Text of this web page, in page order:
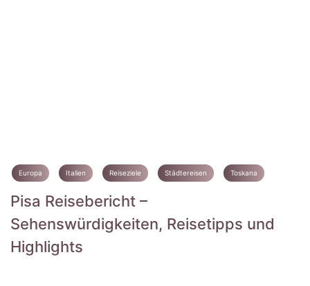
Europa Italien Reiseziele Städtereisen Toskana
Pisa Reisebericht –
Sehenswürdigkeiten, Reisetipps und
Highlights